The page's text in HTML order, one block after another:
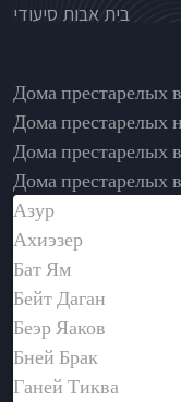
בית אבות סיעודי
בתי אבות לפי אזורים
Дома престарелых
Дома престарелых
Дома престарелых
Дома престарелых
Азур
Ахиэзер
Бат Ям
Бейт Даган
Беэр Яаков
Бней Брак
Ганей Тиква